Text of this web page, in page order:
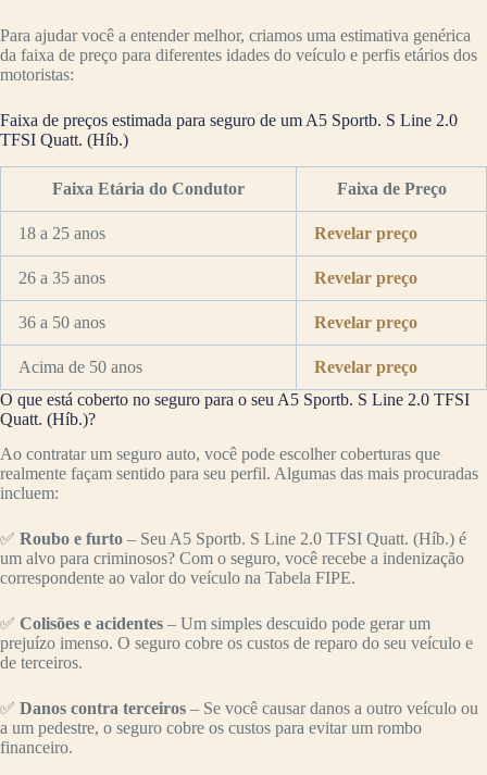
Para ajudar você a entender melhor, criamos uma estimativa genérica
da faixa de preço para diferentes idades do veículo e perfis etários dos
motoristas:
Faixa de preços estimada para seguro de um A5 Sportb. S Line 2.0
TFSI Quatt. (Híb.)
Faixa Etária do Condutor Faixa de Preço
18 a 25 anos Revelar preço
26 a 35 anos Revelar preço
36 a 50 anos Revelar preço
Acima de 50 anos
Revelar preço
O que está coberto no seguro para o seu A5 Sportb. S Line 2.0 TFSI
Quatt. (Híb.)?
Ao contratar um seguro auto, você pode escolher coberturas que
realmente façam sentido para seu perfil. Algumas das mais procuradas
incluem:
✅ Roubo e furto – Seu A5 Sportb. S Line 2.0 TFSI Quatt. (Híb.) é
um alvo para criminosos? Com o seguro, você recebe a indenização
correspondente ao valor do veículo na Tabela FIPE.
✅ Colisões e acidentes – Um simples descuido pode gerar um
prejuízo imenso. O seguro cobre os custos de reparo do seu veículo e
de terceiros.
✅ Danos contra terceiros – Se você causar danos a outro veículo ou
a um pedestre, o seguro cobre os custos para evitar um rombo
financeiro.